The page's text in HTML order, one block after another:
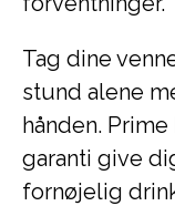
Tag dine
stund alene
hånden.
garanti give
fornøjelig